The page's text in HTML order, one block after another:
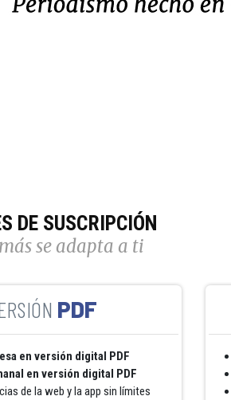
DE SUSCRIPCIÓN
se adapta a ti
PDF
en versión digital PDF
en versión digital PDF
de la web y la app sin límites